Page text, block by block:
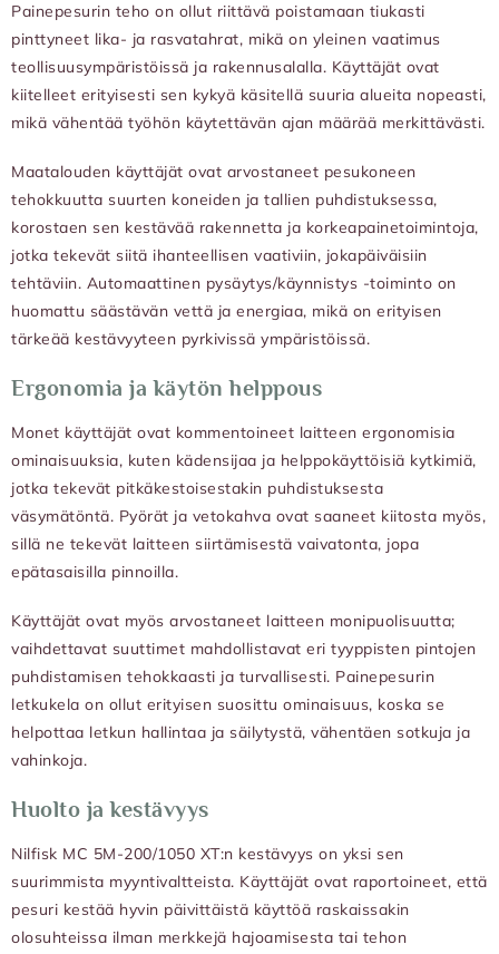
Painepesurin teho on ollut riittävä poistamaan tiukasti
pinttyneet lika- ja rasvatahrat, mikä on yleinen vaatimus
teollisuusympäristöissä ja rakennusalalla. Käyttäjät ovat
kiitelleet erityisesti sen kykyä käsitellä suuria alueita nopeasti,
mikä vähentää työhön käytettävän ajan määrää merkittävästi.
Maatalouden käyttäjät ovat arvostaneet pesukoneen
tehokkuutta suurten koneiden ja tallien puhdistuksessa,
korostaen sen kestävää rakennetta ja korkeapainetoimintoja,
jotka tekevät siitä ihanteellisen vaativiin, jokapäiväisiin
tehtäviin. Automaattinen pysäytys/käynnistys -toiminto on
huomattu säästävän vettä ja energiaa, mikä on erityisen
tärkeää kestävyyteen pyrkivissä ympäristöissä.
Ergonomia ja käytön helppous
Monet käyttäjät ovat kommentoineet laitteen ergonomisia
ominaisuuksia, kuten kädensijaa ja helppokäyttöisiä kytkimiä,
jotka tekevät pitkäkestoisestakin puhdistuksesta
väsymätöntä. Pyörät ja vetokahva ovat saaneet kiitosta myös,
sillä ne tekevät laitteen siirtämisestä vaivatonta, jopa
epätasaisilla pinnoilla.
Käyttäjät ovat myös arvostaneet laitteen monipuolisuutta;
vaihdettavat suuttimet mahdollistavat eri tyyppisten pintojen
puhdistamisen tehokkaasti ja turvallisesti. Painepesurin
letkukela on ollut erityisen suosittu ominaisuus, koska se
helpottaa letkun hallintaa ja säilytystä, vähentäen sotkuja ja
vahinkoja.
Huolto ja kestävyys
Nilfisk MC 5M-200/1050 XT:n kestävyys on yksi sen
suurimmista myyntivaltteista. Käyttäjät ovat raportoineet, että
pesuri kestää hyvin päivittäistä käyttöä raskaissakin
olosuhteissa ilman merkkejä hajoamisesta tai tehon